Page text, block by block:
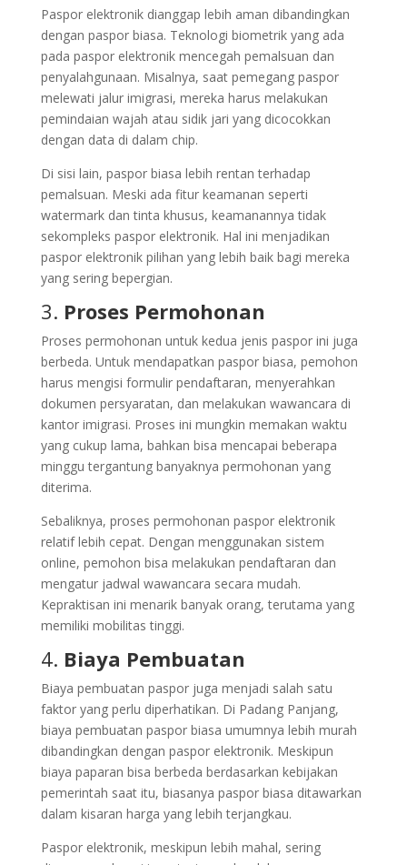
Paspor elektronik dianggap lebih aman dibandingkan
dengan paspor biasa. Teknologi biometrik yang ada
pada paspor elektronik mencegah pemalsuan dan
penyalahgunaan. Misalnya, saat pemegang paspor
melewati jalur imigrasi, mereka harus melakukan
pemindaian wajah atau sidik jari yang dicocokkan
dengan data di dalam chip.
Di sisi lain, paspor biasa lebih rentan terhadap
pemalsuan. Meski ada fitur keamanan seperti
watermark dan tinta khusus, keamanannya tidak
sekompleks paspor elektronik. Hal ini menjadikan
paspor elektronik pilihan yang lebih baik bagi mereka
yang sering bepergian.
3. Proses Permohonan
Proses permohonan untuk kedua jenis paspor ini juga
berbeda. Untuk mendapatkan paspor biasa, pemohon
harus mengisi formulir pendaftaran, menyerahkan
dokumen persyaratan, dan melakukan wawancara di
kantor imigrasi. Proses ini mungkin memakan waktu
yang cukup lama, bahkan bisa mencapai beberapa
minggu tergantung banyaknya permohonan yang
diterima.
Sebaliknya, proses permohonan paspor elektronik
relatif lebih cepat. Dengan menggunakan sistem
online, pemohon bisa melakukan pendaftaran dan
mengatur jadwal wawancara secara mudah.
Kepraktisan ini menarik banyak orang, terutama yang
memiliki mobilitas tinggi.
4. Biaya Pembuatan
Biaya pembuatan paspor juga menjadi salah satu
faktor yang perlu diperhatikan. Di Padang Panjang,
biaya pembuatan paspor biasa umumnya lebih murah
dibandingkan dengan paspor elektronik. Meskipun
biaya paparan bisa berbeda berdasarkan kebijakan
pemerintah saat itu, biasanya paspor biasa ditawarkan
dalam kisaran harga yang lebih terjangkau.
Paspor elektronik, meskipun lebih mahal, sering